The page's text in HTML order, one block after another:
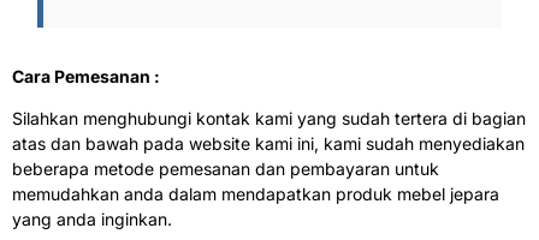
Cara Pemesanan :
Silahkan menghubungi kontak kami yang sudah tertera di bagian
atas dan bawah pada website kami ini, kami sudah menyediakan
beberapa metode pemesanan dan pembayaran untuk
memudahkan anda dalam mendapatkan produk mebel jepara
yang anda inginkan.